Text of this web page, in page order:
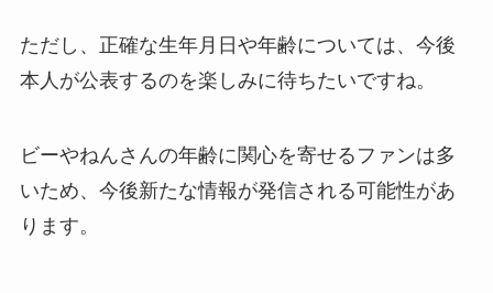
ただし、正確な生年月日や年齢については、今後
本人が公表するのを楽しみに待ちたいですね。
ビーやねんさんの年齢に関心を寄せるファンは多
いため、今後新たな情報が発信される可能性があ
ります。